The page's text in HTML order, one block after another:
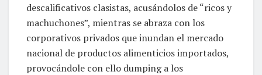
descalificativos clasistas, acusándolos de “ricos y
machuchones”, mientras se abraza con los
corporativos privados que inundan el mercado
nacional de productos alimenticios importados,
provocándole con ello dumping a los